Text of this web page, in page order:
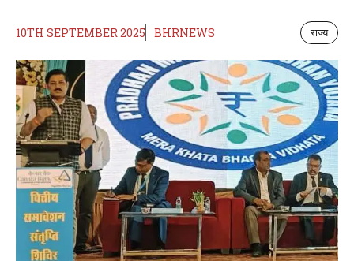
10TH SEPTEMBER 2025 BHRNEWS राज्य